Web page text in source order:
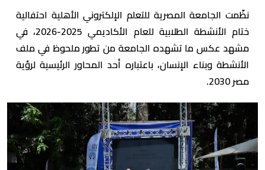
نظّمت الجامعة المصرية للتعلم الإلكتروني الأهلية احتفالية
ختام الأنشطة الطلابية للعام الأكاديمي 2025-2026، في
مشهد عكس ما تشهده الجامعة من تطور ملحوظ في ملف
الأنشطة وبناء الإنسان، باعتباره أحد المحاور الرئيسية لرؤية
مصر 2030.